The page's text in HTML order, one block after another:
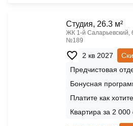
Cтудия, 26.3 м²
ЖК 1‑й Саларьевский,
№189
2 кв 2027
Предчистовая
Бонусная
Платите как хотите
Квартира за 2